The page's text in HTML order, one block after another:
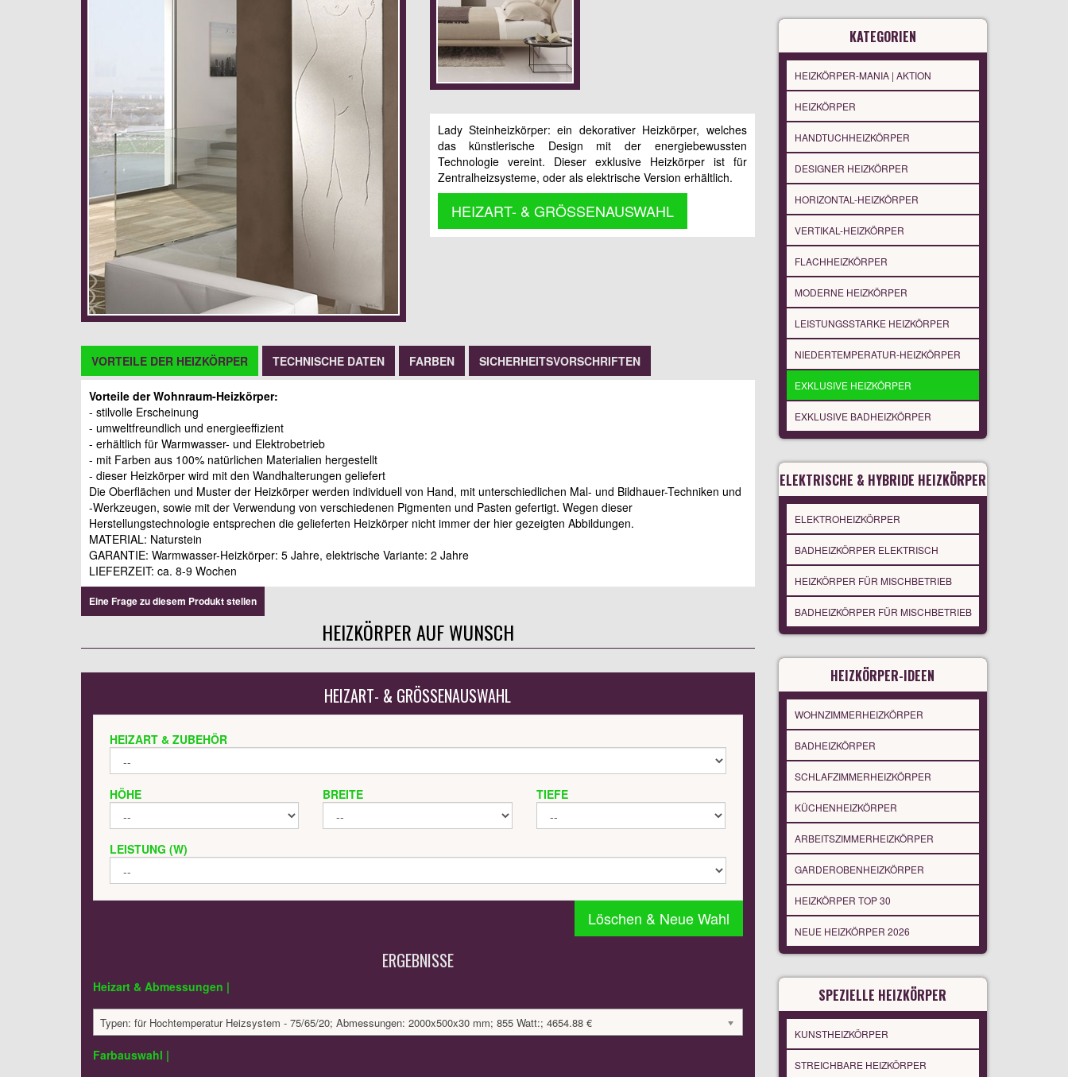
Lady Steinheizkörper: ein dekorativer Heizkörper, welches
das künstlerische Design mit der energiebewussten
Technologie vereint. Dieser exklusive Heizkörper ist für
Zentralheizsysteme, oder als elektrische Version erhältlich.
HEIZART- & GRÖSSENAUSWAHL
VORTEILE DER HEIZKÖRPER TECHNISCHE DATEN FARBEN SICHERHEITSVORSCHRIFTEN
Vorteile der Wohnraum-Heizkörper:
- stilvolle Erscheinung
- umweltfreundlich und energieeffizient
- erhältlich für Warmwasser- und Elektrobetrieb
- mit Farben aus 100% natürlichen Materialien hergestellt
- dieser Heizkörper wird mit den Wandhalterungen geliefert
Die Oberflächen und Muster der Heizkörper werden individuell von Hand, mit unterschiedlichen Mal- und Bildhauer-Techniken und
-Werkzeugen, sowie mit der Verwendung von verschiedenen Pigmenten und Pasten gefertigt. Wegen dieser
Herstellungstechnologie entsprechen die gelieferten Heizkörper nicht immer der hier gezeigten Abbildungen.
MATERIAL: Naturstein
GARANTIE: Warmwasser-Heizkörper: 5 Jahre, elektrische Variante: 2 Jahre
LIEFERZEIT: ca. 8-9 Wochen
Eine Frage zu diesem Produkt stellen
HEIZKÖRPER AUF WUNSCH
HEIZART- & GRÖSSENAUSWAHL
HEIZART & ZUBEHÖR
HÖHE BREITE TIEFE
LEISTUNG (W)
Löschen & Neue Wahl
ERGEBNISSE
Heizart & Abmessungen |
Typen: für Hochtemperatur Heizsystem - 75/65/20; Abmessungen: 2000x500x30 mm; 855 Watt:; 4654.88 €
Farbauswahl |
KATEGORIEN
HEIZKÖRPER-MANIA | AKTION
HEIZKÖRPER
HANDTUCHHEIZKÖRPER
DESIGNER HEIZKÖRPER
HORIZONTAL-HEIZKÖRPER
VERTIKAL-HEIZKÖRPER
FLACHHEIZKÖRPER
MODERNE HEIZKÖRPER
LEISTUNGSSTARKE HEIZKÖRPER
NIEDERTEMPERATUR-HEIZKÖRPER
EXKLUSIVE HEIZKÖRPER
EXKLUSIVE BADHEIZKÖRPER
ELEKTRISCHE & HYBRIDE HEIZKÖRPER
ELEKTROHEIZKÖRPER
BADHEIZKÖRPER ELEKTRISCH
HEIZKÖRPER FÜR MISCHBETRIEB
BADHEIZKÖRPER FÜR MISCHBETRIEB
HEIZKÖRPER-IDEEN
WOHNZIMMERHEIZKÖRPER
BADHEIZKÖRPER
SCHLAFZIMMERHEIZKÖRPER
KÜCHENHEIZKÖRPER
ARBEITSZIMMERHEIZKÖRPER
GARDEROBENHEIZKÖRPER
HEIZKÖRPER TOP 30
NEUE HEIZKÖRPER 2026
SPEZIELLE HEIZKÖRPER
KUNSTHEIZKÖRPER
STREICHBARE HEIZKÖRPER